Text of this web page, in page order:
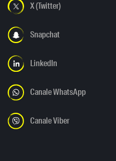
X (Twitter)
Snapchat
LinkedIn
Canale WhatsApp
Canale Viber